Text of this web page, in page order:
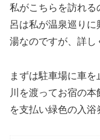
私がこちらを訪れる
呂は私が温泉巡り
湯なのですが、詳し
まずは駐車場に車
川を渡ってお宿の
を支払い緑色の入浴